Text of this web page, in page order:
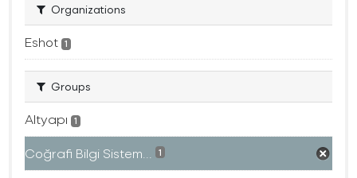
Organizations
Eshot 1
Groups
Altyapı 1
Coğrafi Bilgi Sistem... 1